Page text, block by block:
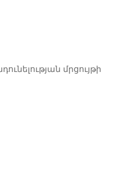
մրցույթի